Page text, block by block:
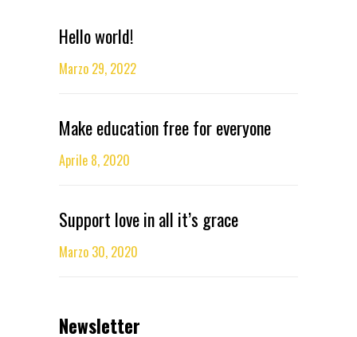
Hello world!
Marzo 29, 2022
Make education free for everyone
Aprile 8, 2020
Support love in all it’s grace
Marzo 30, 2020
Newsletter